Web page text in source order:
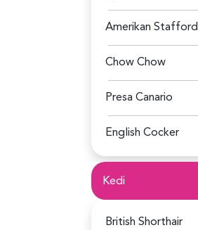
Chow Chow
Presa Canario
English Cocker
Kedi
British Shorthair